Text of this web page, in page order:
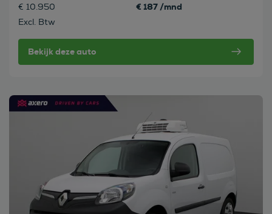
€ 10.950
Excl. Btw
€ 187 /mnd
Bekijk deze auto
Bekijk deze auto